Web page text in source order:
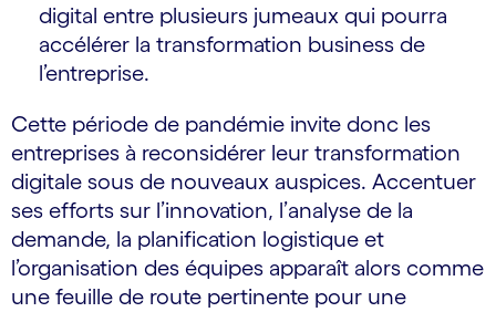
digital entre plusieurs jumeaux qui pourra
accélérer la transformation business de
l’entreprise.
Cette période de pandémie invite donc les
entreprises à reconsidérer leur transformation
digitale sous de nouveaux auspices. Accentuer
ses efforts sur l’innovation, l’analyse de la
demande, la planification logistique et
l’organisation des équipes apparaît alors comme
une feuille de route pertinente pour une